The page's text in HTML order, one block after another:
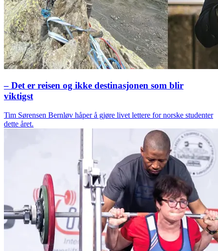
– Det er reisen og ikke destinasjonen som blir
viktigst
Tim Sørensen Bernløv håper å gjøre livet lettere for norske studenter
dette året.